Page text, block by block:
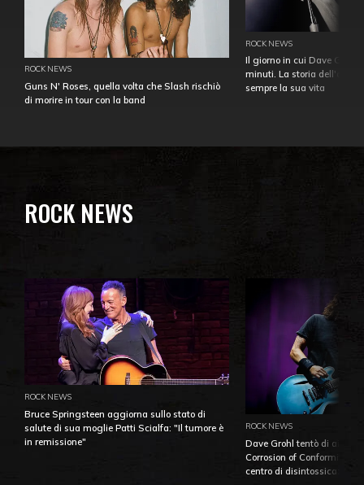
ROCK NEWS
Guns N' Roses, quella volta che Slash rischiò
di morire in tour con la band
ROCK NEWS
Il giorno in cui Dave
minuti. La storia
sempre la sua vita
ROCK NEWS
ROCK NEWS
Bruce Springsteen aggiorna sullo stato di
salute di sua moglie Patti Scialfa: "Il tumore è
in remissione"
ROCK NEWS
Dave Grohl tentò di
Corrosion of Conformity
centro di